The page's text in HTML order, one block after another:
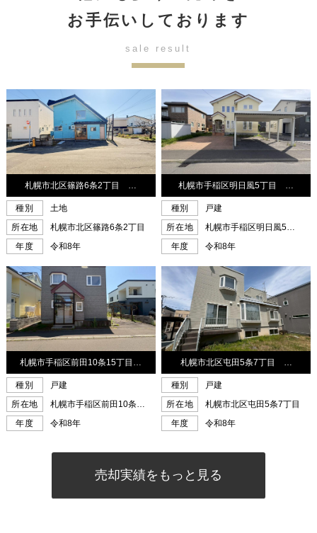
お手伝いしております
sale result
売却実績をもっと見る